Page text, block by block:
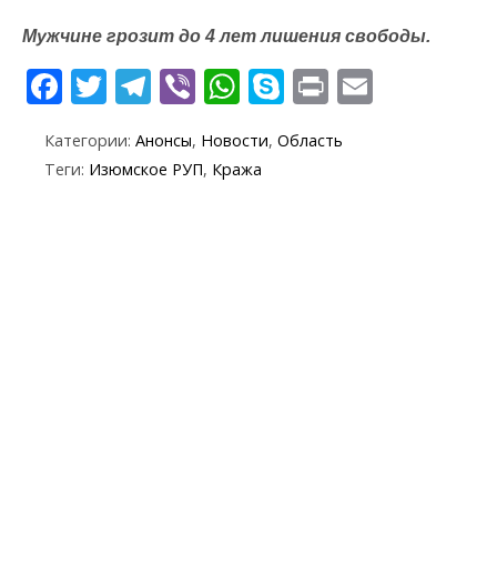
Мужчине грозит до 4 лет лишения свободы.
F
e
T
itt
T
e
Vi
er
W
at
S
k
y
Pr
t
Категории: Анонсы, Новости, Область
Теги: Изюмское РУП, Кража